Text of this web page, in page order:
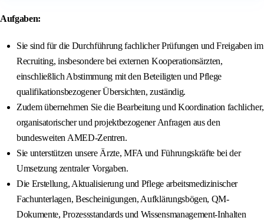
Aufgaben:
Sie sind für die Durchführung fachlicher Prüfungen und Freigaben im
Recruiting, insbesondere bei externen Kooperationsärzten,
einschließlich Abstimmung mit den Beteiligten und Pflege
qualifikationsbezogener Übersichten, zuständig.
Zudem übernehmen Sie die Bearbeitung und Koordination fachlicher,
organisatorischer und projektbezogener Anfragen aus den
bundesweiten AMED-Zentren.
Sie unterstützen unsere Ärzte, MFA und Führungskräfte bei der
Umsetzung zentraler Vorgaben.
Die Erstellung, Aktualisierung und Pflege arbeitsmedizinischer
Fachunterlagen, Bescheinigungen, Aufklärungsbögen, QM-
Dokumente, Prozessstandards und Wissensmanagement-Inhalten